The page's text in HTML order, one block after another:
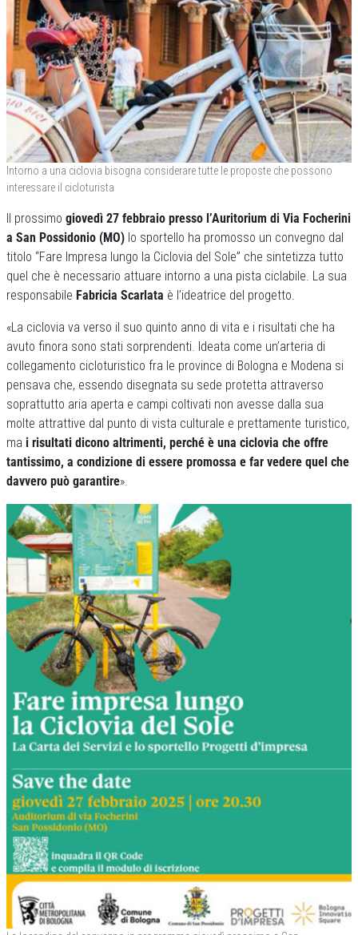
Intorno a una ciclovia bisogna considerare tutte le proposte che possono
interessare il cicloturista
Il prossimo giovedì 27 febbraio presso l’Auritorium di Via Focherini
a San Possidonio (MO) lo sportello ha promosso un convegno dal
titolo “Fare Impresa lungo la Ciclovia del Sole” che sintetizza tutto
quel che è necessario attuare intorno a una pista ciclabile. La sua
responsabile Fabricia Scarlata è l’ideatrice del progetto.
«La ciclovia va verso il suo quinto anno di vita e i risultati che ha
avuto finora sono stati sorprendenti. Ideata come un’arteria di
collegamento cicloturistico fra le province di Bologna e Modena si
pensava che, essendo disegnata su sede protetta attraverso
soprattutto aria aperta e campi coltivati non avesse dalla sua
molte attrattive dal punto di vista culturale e prettamente turistico,
ma i risultati dicono altrimenti, perché è una ciclovia che offre
tantissimo, a condizione di essere promossa e far vedere quel che
davvero può garantire».